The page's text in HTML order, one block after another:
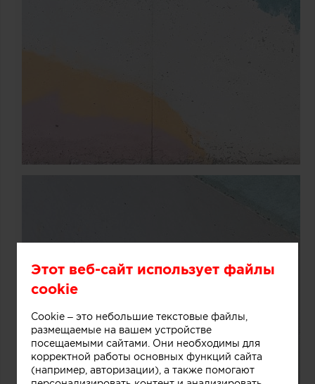
Этот веб-сайт использует файлы
cookie
Cookie – это небольшие текстовые файлы,
размещаемые на вашем устройстве
посещаемыми сайтами. Они необходимы для
корректной работы основных функций сайта
(например, авторизации), а также помогают